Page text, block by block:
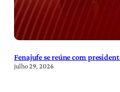
Fenajufe se reúne com
julho 29, 2026